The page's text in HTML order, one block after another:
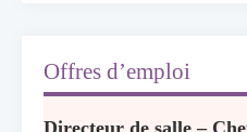
Offres d’emploi